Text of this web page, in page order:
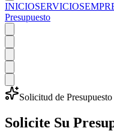
INICIOSERVICIOS
Presupuesto
Solicitud de Presupuesto
Solicite Su